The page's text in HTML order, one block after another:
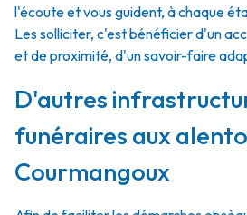
l'écoute et vous guident, à chaque
Les solliciter, c'est bénéficier d'un
et de proximité, d'un savoir-faire
D'autres
funéraires aux
Courmangoux